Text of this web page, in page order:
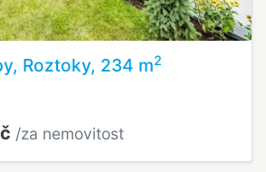
Roztoky, 234 m2
/za nemovitost